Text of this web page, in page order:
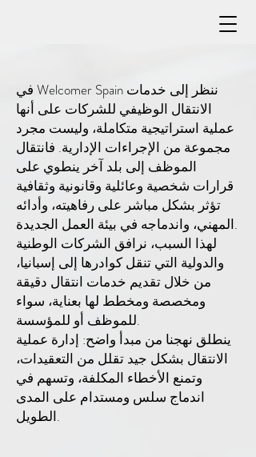
في Welcomer Spain ننظر إلى خدمات
الانتقال الوظيفي للشركات على أنها
عملية استراتيجية متكاملة، وليست مجرد
مجموعة من الإجراءات الإدارية. فانتقال
الموظف إلى بلد آخر ينطوي على
قرارات شخصية وعائلية وقانونية وثقافية
تؤثر بشكل مباشر على رفاهيته، وأدائه
المهني، واندماجه في بيئة العمل الجديدة.
لهذا السبب، نرافق الشركات الوطنية
والدولية التي تنقل كوادرها إلى إسبانيا،
من خلال تقديم خدمات انتقال دقيقة
ومخصصة ومخطط لها بعناية، سواء
للموظف أو للمؤسسة.
ينطلق نهجنا من مبدأ واضح: إدارة عملية
الانتقال بشكل جيد تقلل من التعقيدات،
وتمنع الأخطاء المكلفة، وتسهم في
اندماج سلس ومستدام على المدى
الطويل.